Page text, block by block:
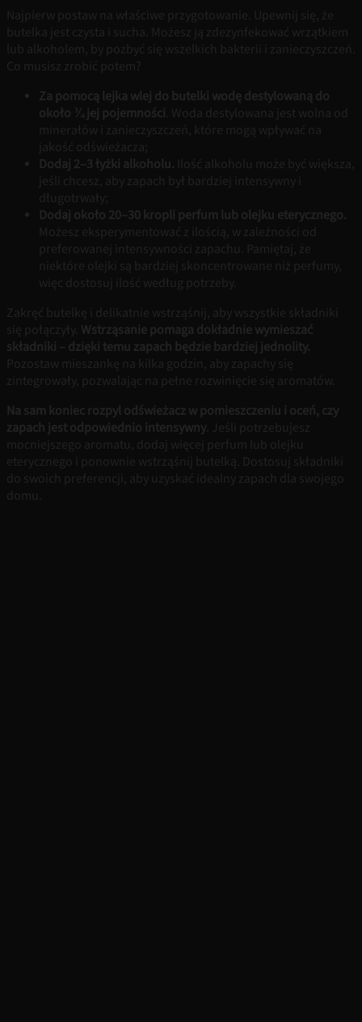
Najpierw postaw na właściwe przygotowanie. Upewnij się, że
butelka jest czysta i sucha. Możesz ją zdezynfekować wrzątkiem
lub alkoholem, by pozbyć się wszelkich bakterii i zanieczyszczeń.
Co musisz zrobić potem?
Za pomocą lejka wlej do butelki wodę destylowaną do
około ¾ jej pojemności . Woda destylowana jest wolna od
minerałów i zanieczyszczeń, które mogą wpływać na
jakość odświeżacza;
Dodaj 2–3 łyżki alkoholu. Ilość alkoholu może być większa,
jeśli chcesz, aby zapach był bardziej intensywny i
długotrwały;
Dodaj około 20–30 kropli perfum lub olejku eterycznego.
Możesz eksperymentować z ilością, w zależności od
preferowanej intensywności zapachu. Pamiętaj, że
niektóre olejki są bardziej skoncentrowane niż perfumy,
więc dostosuj ilość według potrzeby.
Zakręć butelkę i delikatnie wstrząśnij, aby wszystkie składniki
się połączyły. Wstrząsanie pomaga dokładnie wymieszać
składniki – dzięki temu zapach będzie bardziej jednolity.
Pozostaw mieszankę na kilka godzin, aby zapachy się
zintegrowały, pozwalając na pełne rozwinięcie się aromatów.
Na sam koniec rozpyl odświeżacz w pomieszczeniu i oceń, czy
zapach jest odpowiednio intensywny . Jeśli potrzebujesz
mocniejszego aromatu, dodaj więcej perfum lub olejku
eterycznego i ponownie wstrząśnij butelką. Dostosuj składniki
do swoich preferencji, aby uzyskać idealny zapach dla swojego
domu.